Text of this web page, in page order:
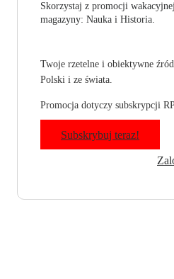
Skorzystaj z promocji
magazyny: Nauka i Historia.
Twoje rzetelne i obiektywne
Polski i ze świata.
Promocja dotyczy subskrypcji
Subskrybuj teraz!